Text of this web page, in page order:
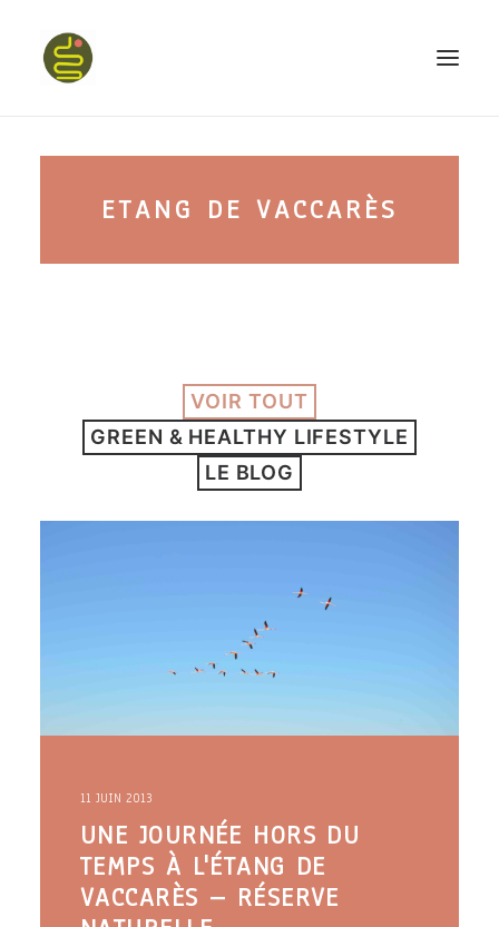
PROGRAMME HAPPY BELLY
CONFÉRENCES
podcast kinoa
faire le quiz
Recherche
Panier
ETANG DE VACCARÈS
VOIR TOUT
GREEN & HEALTHY LIFESTYLE
LE BLOG
11 JUIN 2013
UNE JOURNÉE HORS DU
TEMPS À L'ÉTANG DE
VACCARÈS – RÉSERVE